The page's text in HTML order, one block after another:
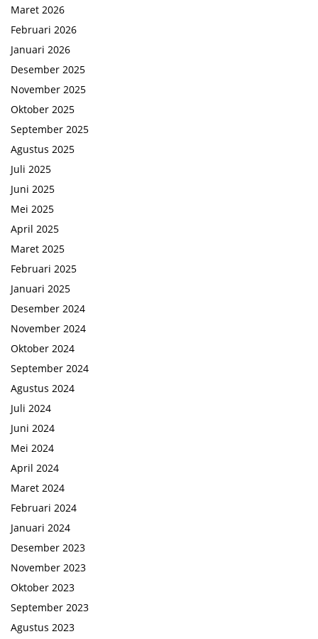
Maret 2026
Februari 2026
Januari 2026
Desember 2025
November 2025
Oktober 2025
September 2025
Agustus 2025
Juli 2025
Juni 2025
Mei 2025
April 2025
Maret 2025
Februari 2025
Januari 2025
Desember 2024
November 2024
Oktober 2024
September 2024
Agustus 2024
Juli 2024
Juni 2024
Mei 2024
April 2024
Maret 2024
Februari 2024
Januari 2024
Desember 2023
November 2023
Oktober 2023
September 2023
Agustus 2023